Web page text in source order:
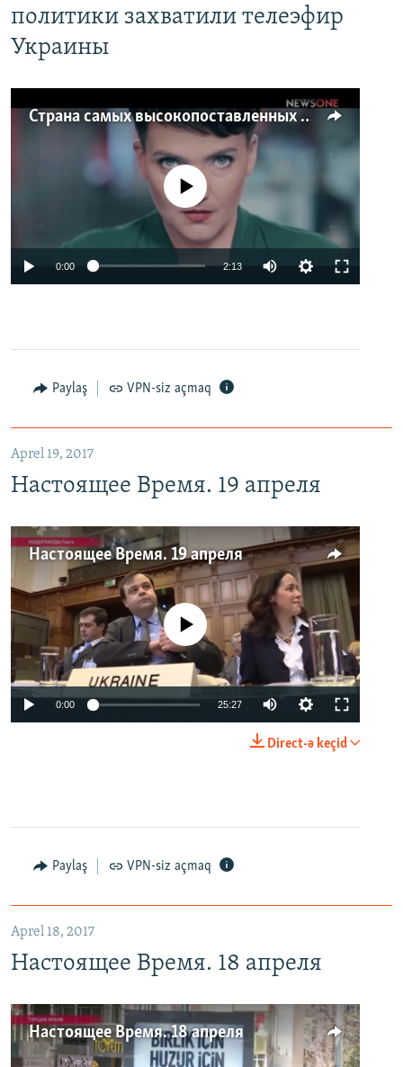
политики захватили телеэфир
Украины
Страна самых высокопоставленных телеведущих. Почему политики захватили телеэфир Украины
No media source currently available
0:00 2:13
Paylaş VPN-siz açmaq
Aprel 19, 2017
Настоящее Время. 19 апреля
Настоящее Время. 19 апреля
No media source currently available
0:00 25:27
Direct-ə keçid
Paylaş VPN-siz açmaq
Aprel 18, 2017
Настоящее Время. 18 апреля
Настоящее Время. 18 апреля